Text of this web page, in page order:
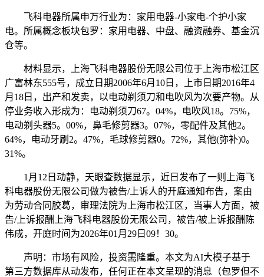
飞科电器所属申万行业为：家用电器-小家电-个护小家
电。所属概念板块包罗：家用电器、中盘、融资融券、基金沉
仓等。
材料显示，上海飞科电器股份无限公司位于上海市松江区
广富林东555号，成立日期2006年6月10日，上市日期2016年4
月18日，出产和发卖，以电动剃须刀和电吹风为次要产物。从
停业务收入形成为：电动剃须刀67。04%，电吹风18。75%，
电动剃头器5。00%，鼻毛修剪器3。07%，零配件及其他2。
64%，电动牙刷2。47%，毛球修剪器0。72%，其他(弥补)0。
31%。
1月12日动静，天眼查数据显示，近日发布了一则上海飞
科电器股份无限公司做为被告/上诉人的开庭通知布告，案由
为劳动合同胶葛，审理法院为上海市松江区，当事人方面，被
告/上诉报酬上海飞科电器股份无限公司，被告/被上诉报酬陈
伟成，开庭时间为2026年01月29日09！30。
声明：市场有风险，投资需隆重。本文为AI大模子基于
第三方数据库从动发布，任何正在本文呈现的消息（包罗但不